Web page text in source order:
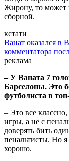
Жирону, то может
сборной.
кстати
Ванат оказался в
комментатора
реклама
– У Ваната 7
Барселоны. Это
футболиста в
– Это все
игры, а не с
доверять бить
пенальтисты. Но
хорошо.